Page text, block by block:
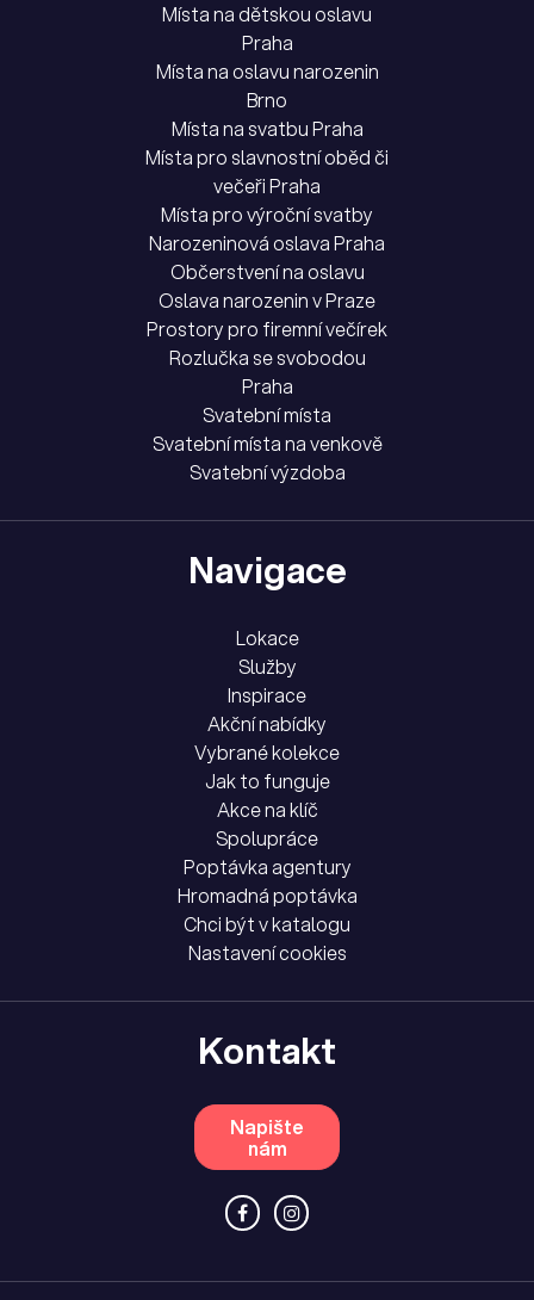
Místa na dětskou oslavu
Praha
Místa na oslavu narozenin
Brno
Místa na svatbu Praha
Místa pro slavnostní oběd či
večeři Praha
Místa pro výroční svatby
Narozeninová oslava Praha
Občerstvení na oslavu
Oslava narozenin v Praze
Prostory pro firemní večírek
Rozlučka se svobodou
Praha
Svatební místa
Svatební místa na venkově
Svatební výzdoba
Navigace
Lokace
Služby
Inspirace
Akční nabídky
Vybrané kolekce
Jak to funguje
Akce na klíč
Spolupráce
Poptávka agentury
Hromadná poptávka
Chci být v katalogu
Nastavení cookies
Kontakt
Napište
nám